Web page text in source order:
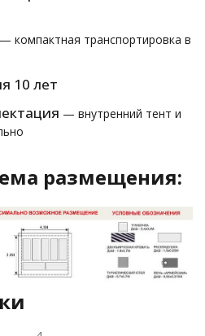
— компактная транспортировка в
10 лет
— внутренний тент и
размещения: